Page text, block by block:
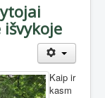
Kaip ir
kasm